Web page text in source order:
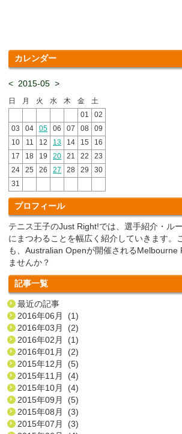
カレンダー
< 2015-05 >
日 月 火 水 木 金
土
01
02
03
04 05 06 07 08
09
10
11 12 13 14 15
16
17
18 19 20 21 22
23
24
25 26 27 28 29
30
31
プロフィール
テニス王子のJust Right!では、選手紹介・ル
にまつわることを幅広く紹介していきます。
も、Australian Openが開催されるMelbourne
ませんか？
記事一覧
最近の記事
2016年06月 (1)
2016年03月 (2)
2016年02月 (1)
2016年01月 (2)
2015年12月 (5)
2015年11月 (4)
2015年10月 (4)
2015年09月 (5)
2015年08月 (3)
2015年07月 (3)